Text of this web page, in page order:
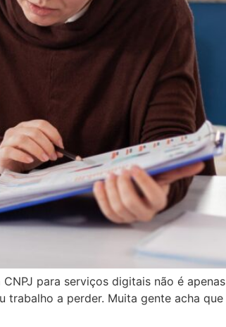
para serviços digitais não é
a perder. Muita gente acha que